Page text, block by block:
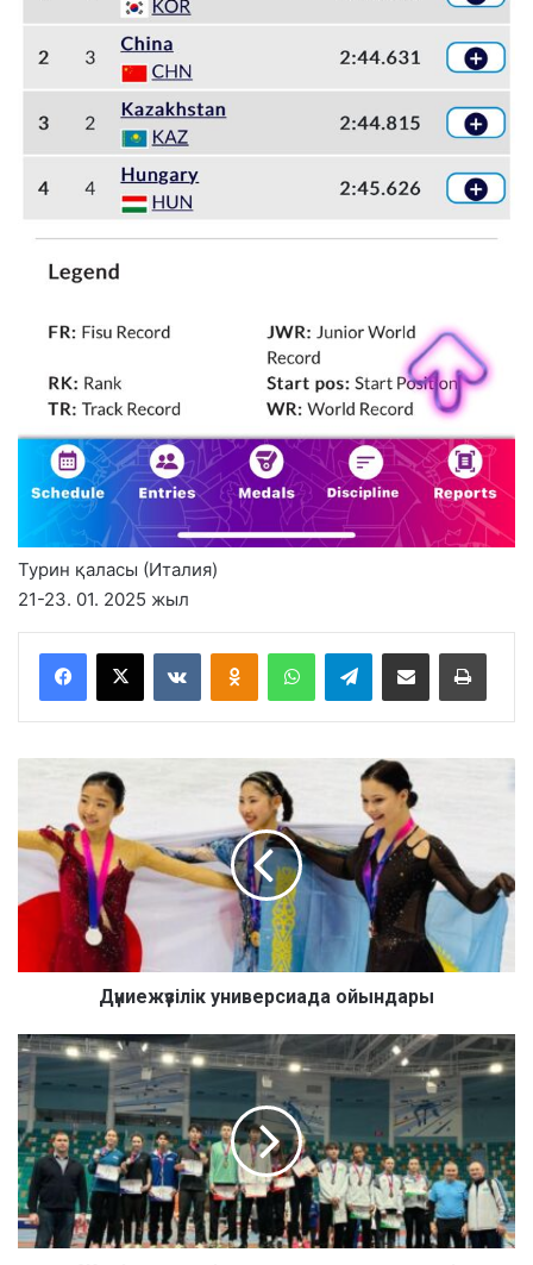
Турин қаласы (Италия)
21-23. 01. 2025 жыл
Telegram
и
ж
і
к
у
н
и
в
е
р
с
и
Дүниежүзілік универсиада ойындары
Ж
е
ң
і
л
а
т
л
е